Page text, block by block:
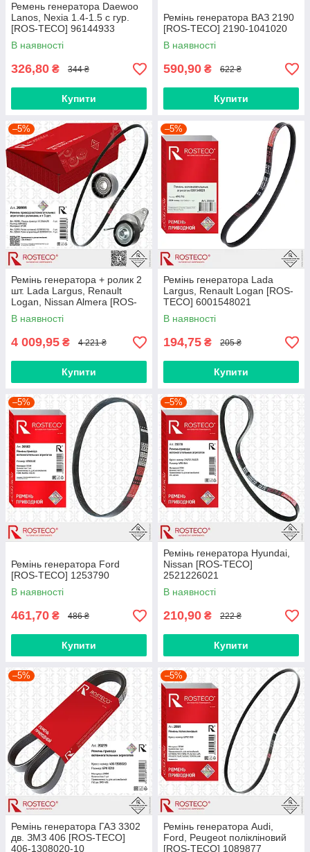
Ремень генератора Daewoo
Lanos, Nexia 1.4-1.5 c гур.
[ROS-TECO] 96144933
В наявності
326,80 ₴ 344 ₴
Купити
Ремінь генератора ВАЗ 2190
[ROS-TECO] 2190-1041020
В наявності
590,90 ₴ 622 ₴
Купити
–5%
Ремінь генератора + ролик 2
шт. Lada Largus, Renault
Logan, Nissan Almera [ROS-
TECO] 117206842R
В наявності
4 009,95 ₴ 4 221 ₴
Купити
–5%
Ремінь генератора Lada
Largus, Renault Logan [ROS-
TECO] 6001548021
В наявності
194,75 ₴ 205 ₴
Купити
–5%
Ремінь генератора Ford
[ROS-TECO] 1253790
В наявності
461,70 ₴ 486 ₴
Купити
–5%
Ремінь генератора Hyundai,
Nissan [ROS-TECO]
2521226021
В наявності
210,90 ₴ 222 ₴
Купити
–5%
Ремінь генератора ГАЗ 3302
дв. ЗМЗ 406 [ROS-TECO]
406-1308020-10
–5%
Ремінь генератора Audi,
Ford, Peugeot полікліновий
[ROS-TECO] 1089877